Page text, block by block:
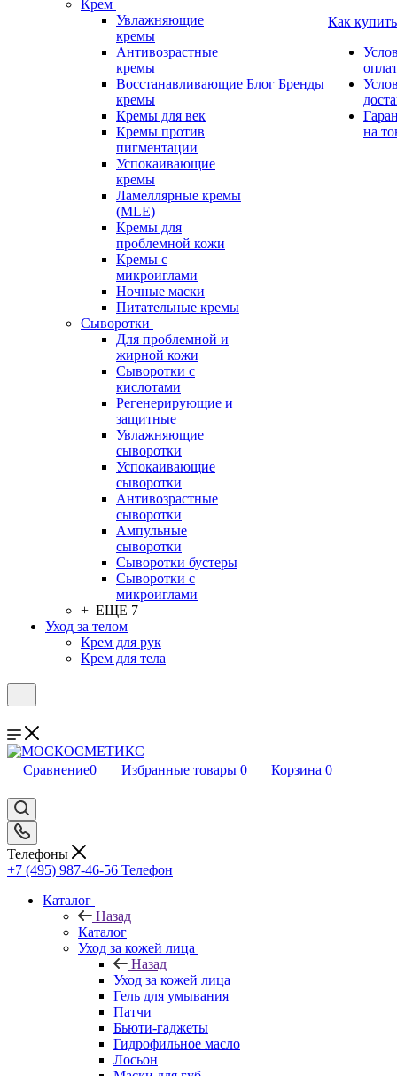
Крем
Увлажняющие
кремы
Антивозрастные
кремы
Восстанавливающие
кремы
Кремы для век
Кремы против
пигментации
Успокаивающие
кремы
Ламеллярные кремы
(MLE)
Кремы для
проблемной кожи
Кремы с
микроиглами
Ночные маски
Питательные кремы
Сыворотки
Для проблемной и
жирной кожи
Сыворотки с
кислотами
Регенерирующие и
защитные
Увлажняющие
сыворотки
Успокаивающие
сыворотки
Антивозрастные
сыворотки
Ампульные
сыворотки
Сыворотки бустеры
Сыворотки с
микроиглами
+ ЕЩЕ 7
Уход за телом
Крем для рук
Крем для тела
Блог Бренды
Как купить
на
Сравнение0 Избранные товары 0 Корзина 0
Телефоны
+7 (495) 987-46-56 Телефон
Каталог
Назад
Каталог
Уход за кожей лица
Назад
Уход за кожей лица
Гель для умывания
Патчи
Бьюти-гаджеты
Гидрофильное масло
Лосьон